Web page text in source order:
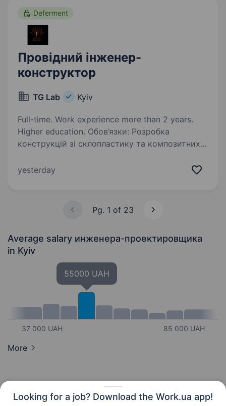
Looking for a job? Download the Work.ua app!
Deferment
Провідний інженер-
конструктор
TG Lab Kyiv
Full-time. Work experience more than 2 years.
Higher education. Обов’язки: Розробка
конструкцій зі склопластику та композитних
Підготовка виробничої документації Участь в
yesterday
Pg. 1 of 23
Average salary инженера-проектировщика
in Kyiv
37 000 UAH
55000 UAH
85 000 UAH
More